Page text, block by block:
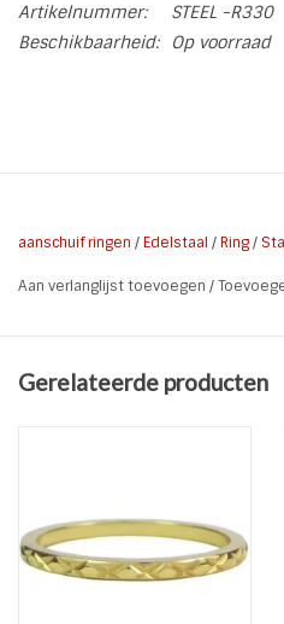
Blog
Artikelnummer:
STEEL -R330
Beschikbaarheid:
Op voorraad
aanschuif ringen /Edelstaal /Ring/
Aan verlanglijst toevoegen /
Gerelateerde producten